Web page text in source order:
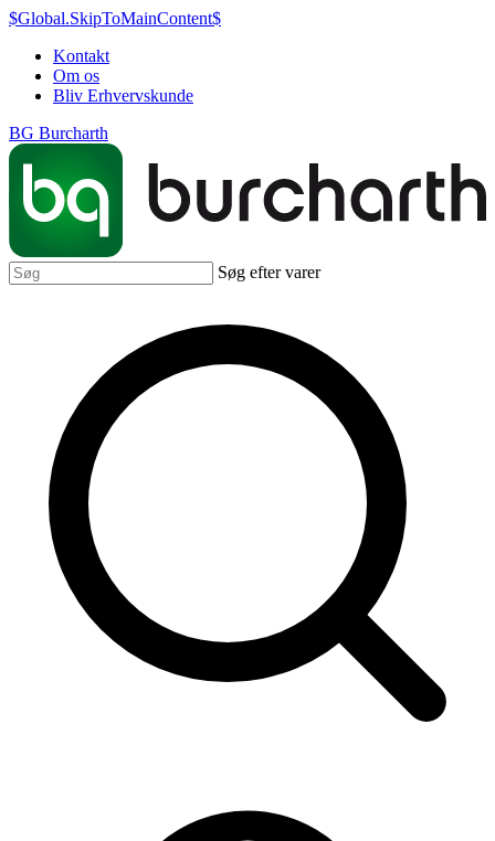
$Global.SkipToMainContent$
Kontakt
Om os
Bliv Erhvervskunde
BG Burcharth
Søg efter varer